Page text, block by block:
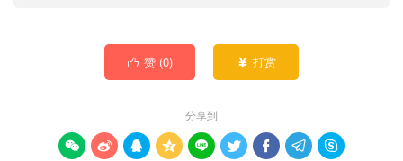
 赞 (0)  打赏
分享到
        